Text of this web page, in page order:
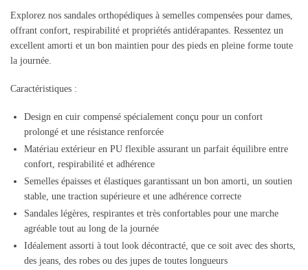
Explorez nos sandales orthopédiques à semelles compensées pour dames,
offrant confort, respirabilité et propriétés antidérapantes. Ressentez un
excellent amorti et un bon maintien pour des pieds en pleine forme toute
la journée.
Caractéristiques :
Design en cuir compensé spécialement conçu pour un confort
prolongé et une résistance renforcée
Matériau extérieur en PU flexible assurant un parfait équilibre entre
confort, respirabilité et adhérence
Semelles épaisses et élastiques garantissant un bon amorti, un soutien
stable, une traction supérieure et une adhérence correcte
Sandales légères, respirantes et très confortables pour une marche
agréable tout au long de la journée
Idéalement assorti à tout look décontracté, que ce soit avec des shorts,
des jeans, des robes ou des jupes de toutes longueurs